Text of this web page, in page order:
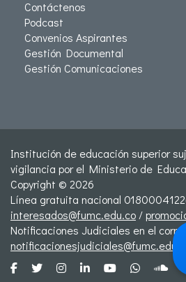
Contáctenos
Podcast
Convenios Aspirantes
Gestión Documental
Gestión Comunicaciones
Institución de educación superior
vigilancia por el Ministerio de
Copyright © 2026
Línea gratuita nacional
interesados@fumc.edu.co /
Notificaciones Judiciales en el correo: